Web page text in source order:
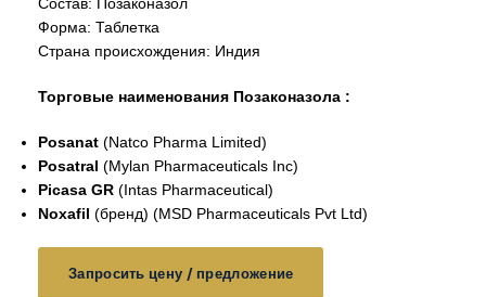
Форма: Таблетка
Страна происхождения: Индия
Торговые наименования Позаконазола :
Posanat (Natco Pharma Limited)
Posatral (Mylan Pharmaceuticals Inc)
Picasa GR (Intas Pharmaceutical)
Noxafil (бренд) (MSD Pharmaceuticals Pvt Ltd)
Запросить цену / предложение